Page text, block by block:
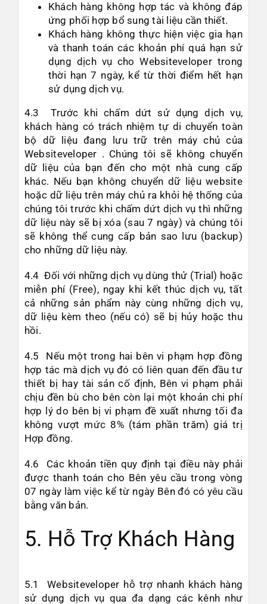
Khách hàng không hợp tác và không đáp
ứng phối hợp bổ sung tài liệu cần thiết.
Khách hàng không thực hiện việc gia hạn
và thanh toán các khoản phí quá hạn sử
dụng dịch vụ cho Websiteveloper trong
thời hạn 7 ngày, kể từ thời điểm hết hạn
sử dụng dịch vụ.
4.3 Trước khi chấm dứt sử dụng dịch vụ,
khách hàng có trách nhiệm tự di chuyển toàn
bộ dữ liệu đang lưu trữ trên máy chủ của
Websiteveloper . Chúng tôi sẽ không chuyển
dữ liệu của bạn đến cho một nhà cung cấp
khác. Nếu bạn không chuyển dữ liệu website
hoặc dữ liệu trên máy chủ ra khỏi hệ thống của
chúng tôi trước khi chấm dứt dịch vụ thì những
dữ liệu này sẽ bị xóa (sau 7 ngày) và chúng tôi
sẽ không thể cung cấp bản sao lưu (backup)
cho những dữ liệu này.
4.4 Đối với những dịch vụ dùng thử (Trial) hoặc
miễn phí (Free), ngay khi kết thúc dịch vụ, tất
cả những sản phẩm này cùng những dịch vụ,
dữ liệu kèm theo (nếu có) sẽ bị hủy hoặc thu
hồi.
4.5 Nếu một trong hai bên vi phạm hợp đồng
hợp tác mà dịch vụ đó có liên quan đến đầu tư
thiết bị hay tài sản cố định, Bên vi phạm phải
chịu đền bù cho bên còn lại một khoản chi phí
hợp lý do bên bị vi phạm đề xuất nhưng tối đa
không vượt mức 8% (tám phần trăm) giá trị
Hợp đồng.
4.6 Các khoản tiền quy định tại điều này phải
được thanh toán cho Bên yêu cầu trong vòng
07 ngày làm việc kể từ ngày Bên đó có yêu cầu
bằng văn bản.
5. Hỗ Trợ Khách Hàng
5.1 Websiteveloper hỗ trợ nhanh khách hàng
sử dụng dịch vụ qua đa dạng các kênh như